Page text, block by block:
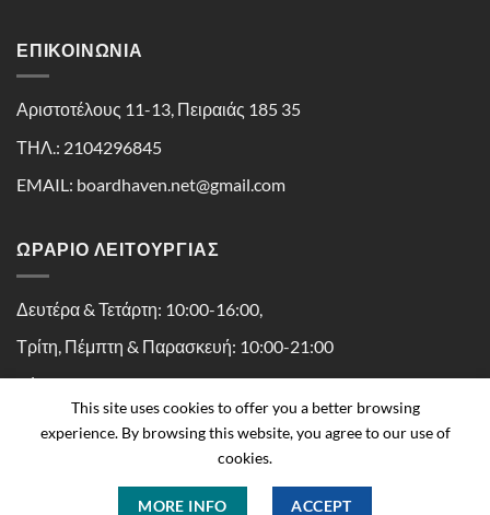
ΕΠΙΚΟΙΝΩΝΊΑ
Αριστοτέλους 11-13, Πειραιάς 185 35
ΤΗΛ.: 2104296845
EMAIL: boardhaven.net@gmail.com
ΩΡΑΡΙΟ ΛΕΙΤΟΥΡΓΙΑΣ
Δευτέρα & Τετάρτη: 10:00-16:00,
Τρίτη, Πέμπτη & Παρασκευή: 10:00-21:00
Σάββατο: 10:00-16:30
This site uses cookies to offer you a better browsing
experience. By browsing this website, you agree to our use of
cookies.
MORE INFO ACCEPT